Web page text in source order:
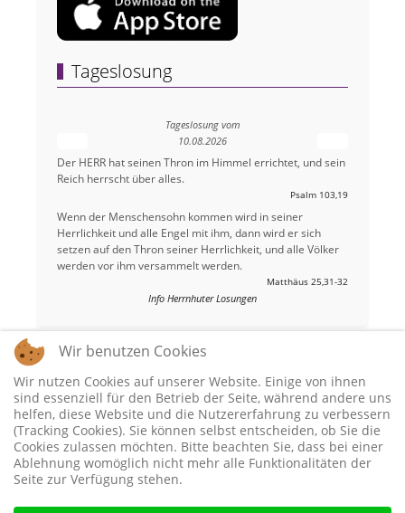
Tageslosung
Tageslosung vom
10.08.2026
Der HERR hat seinen Thron im Himmel errichtet, und sein
Reich herrscht über alles.
Psalm 103,19
Wenn der Menschensohn kommen wird in seiner
Herrlichkeit und alle Engel mit ihm, dann wird er sich
setzen auf den Thron seiner Herrlichkeit, und alle Völker
werden vor ihm versammelt werden.
Matthäus 25,31-32
Info Herrnhuter Losungen
Wir benutzen Cookies
Wir nutzen Cookies auf unserer Website. Einige von ihnen
sind essenziell für den Betrieb der Seite, während andere uns
helfen, diese Website und die Nutzererfahrung zu verbessern
(Tracking Cookies). Sie können selbst entscheiden, ob Sie die
Cookies zulassen möchten. Bitte beachten Sie, dass bei einer
Ablehnung womöglich nicht mehr alle Funktionalitäten der
Seite zur Verfügung stehen.